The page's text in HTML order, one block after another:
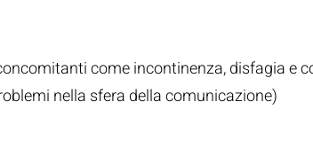
come incontinenza, disfagia e
nella sfera della comunicazione)